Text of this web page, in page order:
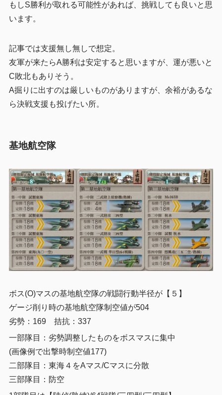
もしS勝利が取れる可能性があれば、挑戦しても良いと思
います。
記事では支援無し無しで想定。
友軍が来たらA勝利は安定すると思いますが、運が悪いと
C敗北もありそう。
A掘りに出すのは厳しいものがありますが、余裕があるな
ら決戦支援も投げたい所。
基地航空隊
ボス(O)マスの基地航空隊の戦闘行動半径が【５】
ゲージ削り時の基地航空隊制空値が504
劣勢：169 拮抗：337
一部隊目：劣勢調整したものをボスマスに集中
(画像例で出撃時制空値177)
二部隊目：東海４をAマス/Cマスに分散
三部隊目：防空